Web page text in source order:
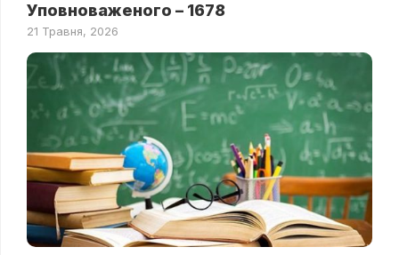
Уповноваженого – 1678
21 Травня, 2026